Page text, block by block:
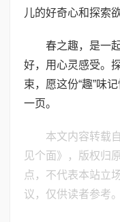
儿的好奇心和探索欲
春之趣，是一
好，用心灵感受。
束，愿这份“趣”味
一页。
本文内容转载
见个面》，版权归
点，不代表本站立
议，仅供读者参考。